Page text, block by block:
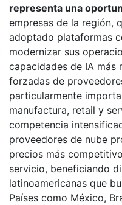
representa una
empresas de la región,
adoptado plataformas
modernizar sus
capacidades de IA más
forzadas de
particularmente
manufactura, retail y
competencia
proveedores de nube
precios más
servicio, beneficiando
latinoamericanas que
Países como México,